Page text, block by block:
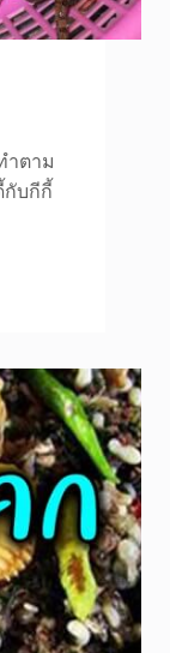
ำตาม
กับกีกี้